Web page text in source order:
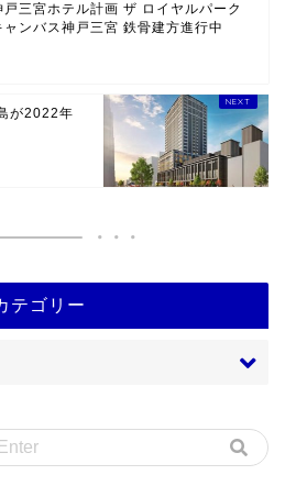
戸三宮ホテル計画 ザ ロイヤルパーク
ャンバス神戸三宮 鉄骨建方進行中
が2022年
テゴリー